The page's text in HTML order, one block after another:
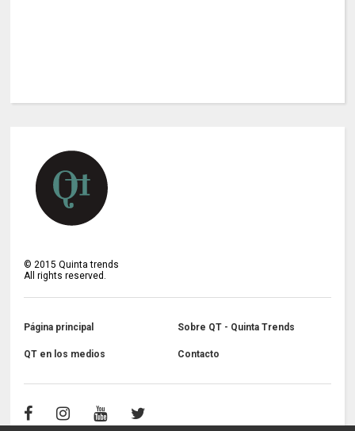
©2015 Quinta trends
All rights reserved.
Página principal Sobre QT - Quinta Trends
QT en los medios Contacto